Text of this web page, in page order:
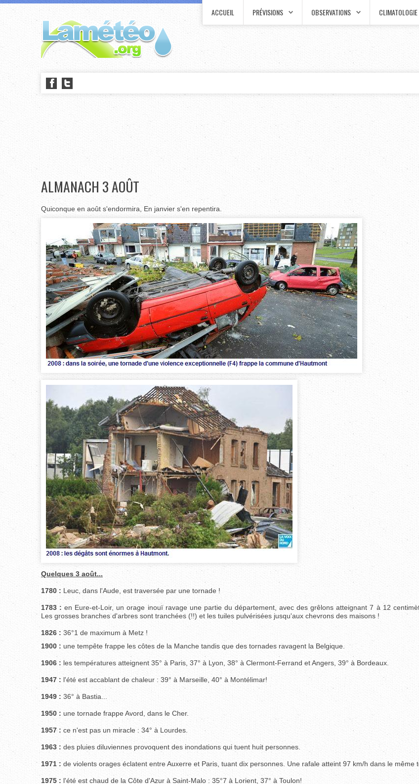
ACCUEIL PRÉVISIONS OBSERVATIONS CLIMATOLOGIE
ALMANACH 3 AOÛT
Quiconque en août s'endormira, En janvier s'en repentira.
Quelques 3 août...
1780 : Leuc, dans l'Aude, est traversée par une tornade !
1783 : en Eure-et-Loir, un orage inouï ravage une partie du département, avec des grêlons atteignant 7 à 12
Les grosses branches d'arbres sont tranchées (!!) et les tuiles pulvérisées jusqu'aux chevrons des maisons !
1826 : 36°1 de maximum à Metz !
1900 : une tempête frappe les côtes de la Manche tandis que des tornades ravagent la Belgique.
1906 : les températures atteignent 35° à Paris, 37° à Lyon, 38° à Clermont-Ferrand et Angers, 39° à Bordeaux.
1947 : l'été est accablant de chaleur : 39° à Marseille, 40° à Montélimar!
1949 : 36° à Bastia...
1950 : une tornade frappe Avord, dans le Cher.
1957 : ce n'est pas un miracle : 34° à Lourdes.
1963 : des pluies diluviennes provoquent des inondations qui tuent huit personnes.
1971 : de violents orages éclatent entre Auxerre et Paris, tuant dix personnes. Une rafale atteint 97 km/h dans le même
1975 : l'été est chaud de la Côte d'Azur à Saint-Malo : 35°7 à Lorient, 37° à Toulon!